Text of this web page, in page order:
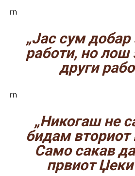
rn
„Јас сум добар
работи, но лош
други
rn
„Никогаш не
бидам вториот
Само сакав
првиот Џеки